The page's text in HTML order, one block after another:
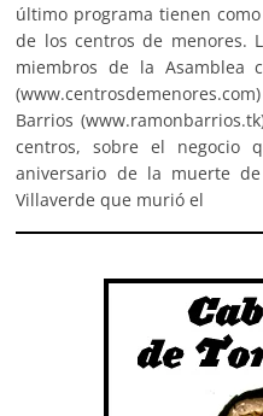
último programa tienen
de los centros de menores.
miembros de la Asamblea
Barrios
centros, sobre el negocio
aniversario de la muerte
Villaverde que murió el